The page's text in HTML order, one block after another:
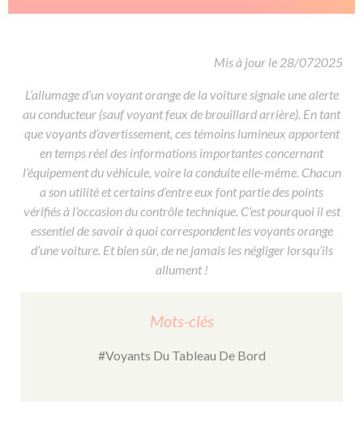
Formations pro.
Formation CACES
Devenir enseignant de la conduite
Mis à jour le 28/072025
L’allumage d’un voyant orange de la voiture signale une alerte
au conducteur (sauf voyant feux de brouillard arrière). En tant
que voyants d’avertissement, ces témoins lumineux apportent
en temps réel des informations importantes concernant
l’équipement du véhicule, voire la conduite elle-même. Chacun
a son utilité et certains d’entre eux font partie des points
vérifiés à l’occasion du contrôle technique. C’est pourquoi il est
essentiel de savoir à quoi correspondent les voyants orange
d’une voiture. Et bien sûr, de ne jamais les négliger lorsqu’ils
allument !
Mots-clés
#Voyants Du Tableau De Bord